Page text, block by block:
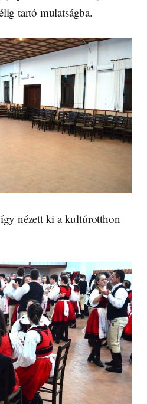
tartó mulatságba.
nézett ki a kultúrotthon